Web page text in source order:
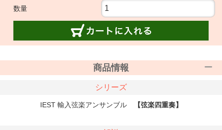
数量
商品情報
シリーズ
IEST 輸入弦楽アンサンブル 【弦楽四重奏】